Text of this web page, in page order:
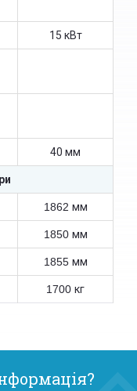
15 кВт
40 мм
1862 мм
1850 мм
1855 мм
1700 кг